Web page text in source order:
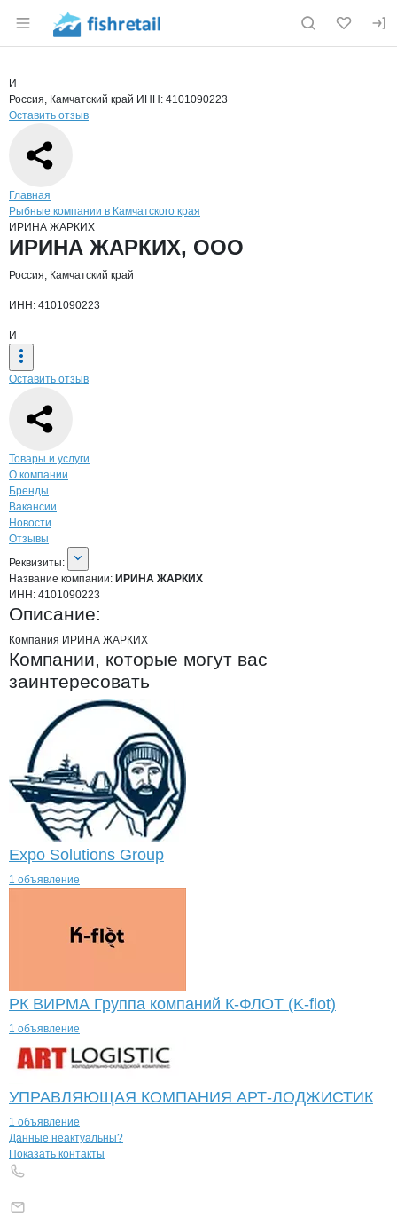
Раздел навигации по сайту fishretail.ru
Страница компании
Страница компании
Краткая информация о компании
И
Россия, Камчатский край ИНН: 4101090223
Оставить отзыв
Навигация по сайту
Главная
Рыбные компании в Камчатского края
ИРИНА ЖАРКИХ
Основная информация о компании
ИРИНА ЖАРКИХ, ООО
Россия, Камчатский край
ИНН: 4101090223
И
Оставить отзыв
Навигация по странице
Товары и услуги
О компании
Бренды
Вакансии
Новости
Отзывы
О компании
Реквизиты
Реквизиты:
Название компании: ИРИНА ЖАРКИХ
ИНН: 4101090223
Описание:
Компания ИРИНА ЖАРКИХ
Компании, которые могут вас
заинтересовать
Expo Solutions Group
1 объявление
РК ВИРМА Группа компаний К-ФЛОТ (K-flot)
1 объявление
УПРАВЛЯЮЩАЯ КОМПАНИЯ АРТ-ЛОДЖИСТИК
1 объявление
Контактыкомпании
+7(800)000-00-..
Данные неактуальны?
Показать контакты